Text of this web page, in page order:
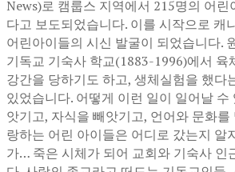
News)로 캠룹스 지역에서 215명의 어린
다고 보도되었습니다. 이를 시작으로 캐
어린아이들의 시신 발굴이 되었습니다.
기독교 기숙사 학교(1883-1996)에서 육
강간을 당하기도 하고, 생체실험을 했다
있었습니다. 어떻게 이런 일이 일어날 수
앗기고, 자식을 빼앗기고, 언어와 문화
랑하는 어린 아이들은 어디로 갔는지 알
가… 죽은 시체가 되어 교회와 기숙사 인